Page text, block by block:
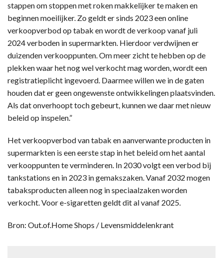
stappen om stoppen met roken makkelijker te maken en
beginnen moeilijker. Zo geldt er sinds 2023 een online
verkoopverbod op tabak en wordt de verkoop vanaf juli
2024 verboden in supermarkten. Hierdoor verdwijnen er
duizenden verkooppunten. Om meer zicht te hebben op de
plekken waar het nog wel verkocht mag worden, wordt een
registratieplicht ingevoerd. Daarmee willen we in de gaten
houden dat er geen ongewenste ontwikkelingen plaatsvinden.
Als dat onverhoopt toch gebeurt, kunnen we daar met nieuw
beleid op inspelen.”
Het verkoopverbod van tabak en aanverwante producten in
supermarkten is een eerste stap in het beleid om het aantal
verkooppunten te verminderen. In 2030 volgt een verbod bij
tankstations en in 2023 in gemakszaken. Vanaf 2032 mogen
tabaksproducten alleen nog in speciaalzaken worden
verkocht. Voor e-sigaretten geldt dit al vanaf 2025.
Bron: Out.of.Home Shops / Levensmiddelenkrant